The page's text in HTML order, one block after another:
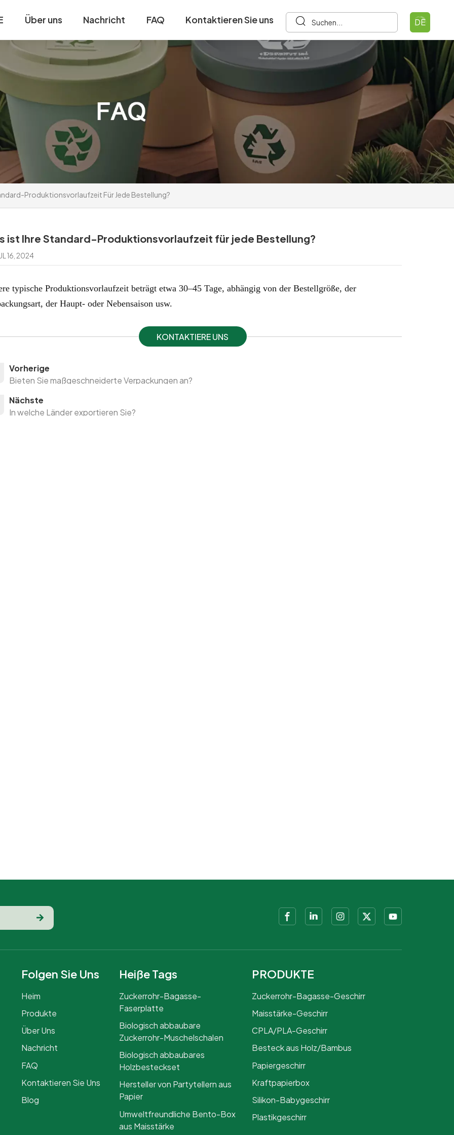
Über uns Nachricht FAQ Kontaktieren Sie uns DE
Produktionsvorlaufzeit Für Jede Bestellung?
ist Ihre Standard-Produktionsvorlaufzeit für jede Bestellung?
16, 2024
typische Produktionsvorlaufzeit beträgt etwa 30–45 Tage, abhängig von der Bestellgröße, der
der Haupt- oder Nebensaison usw.
KONTAKTIERE UNS
Vorherige
Bieten Sie maßgeschneiderte Verpackungen an?
Nächste
In welche Länder exportieren Sie?
Folgen Sie Uns
Heim
Produkte
Über Uns
Nachricht
FAQ
Kontaktieren Sie Uns
Blog
Heiße Tags
Zuckerrohr-Bagasse-
Faserplatte
Biologisch abbaubare
Zuckerrohr-Muschelschalen
Biologisch abbaubares
Holzbesteckset
Hersteller von Partytellern aus
Papier
Umweltfreundliche Bento-Box
aus Maisstärke
PRODUKTE
Zuckerrohr-Bagasse-Geschirr
Maisstärke-Geschirr
CPLA/PLA-Geschirr
Besteck aus Holz/Bambus
Papiergeschirr
Kraftpapierbox
Silikon-Babygeschirr
Plastikgeschirr